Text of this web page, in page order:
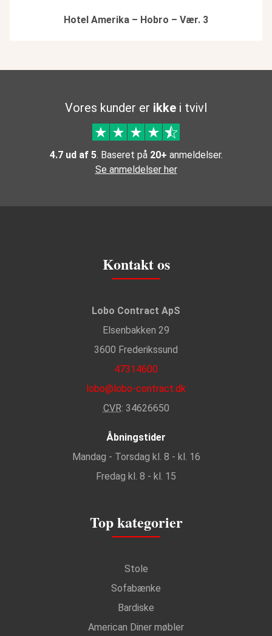
Hotel Amerika – Hobro – Vær. 3
Vores kunder er ikke i tvivl
4.7 ud af 5. Baseret på 20+ anmeldelser.
Se anmeldelser her
Kontakt os
Lobo Contract ApS
Elsenbakken 29
3600 Frederikssund
47314600
lobo@lobo-contract.dk
CVR: 34626650
Åbningstider
Mandag - Torsdag kl. 8 - kl. 16
Fredag kl. 8 - kl. 15
Top kategorier
Stole
Sofabænke
Bardiske
American Diner møbler